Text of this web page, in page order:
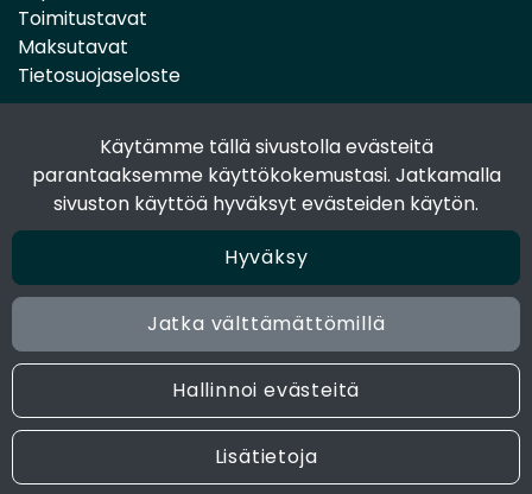
Käytämme tällä sivustolla evästeitä
parantaaksemme käyttökokemustasi. Jatkamalla
sivuston käyttöä hyväksyt evästeiden käytön.
Hyväksy
Jatka välttämättömillä
Hallinnoi evästeitä
Lisätietoja
Toimitustavat
Maksutavat
Tietosuojaseloste
Seuraa sosiaalisessa mediassa
Facebook
© 2024 Joen Tukkutiimi. All rights reserved. Site by
Oy